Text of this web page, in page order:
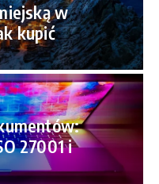
w
kupić
27001 i